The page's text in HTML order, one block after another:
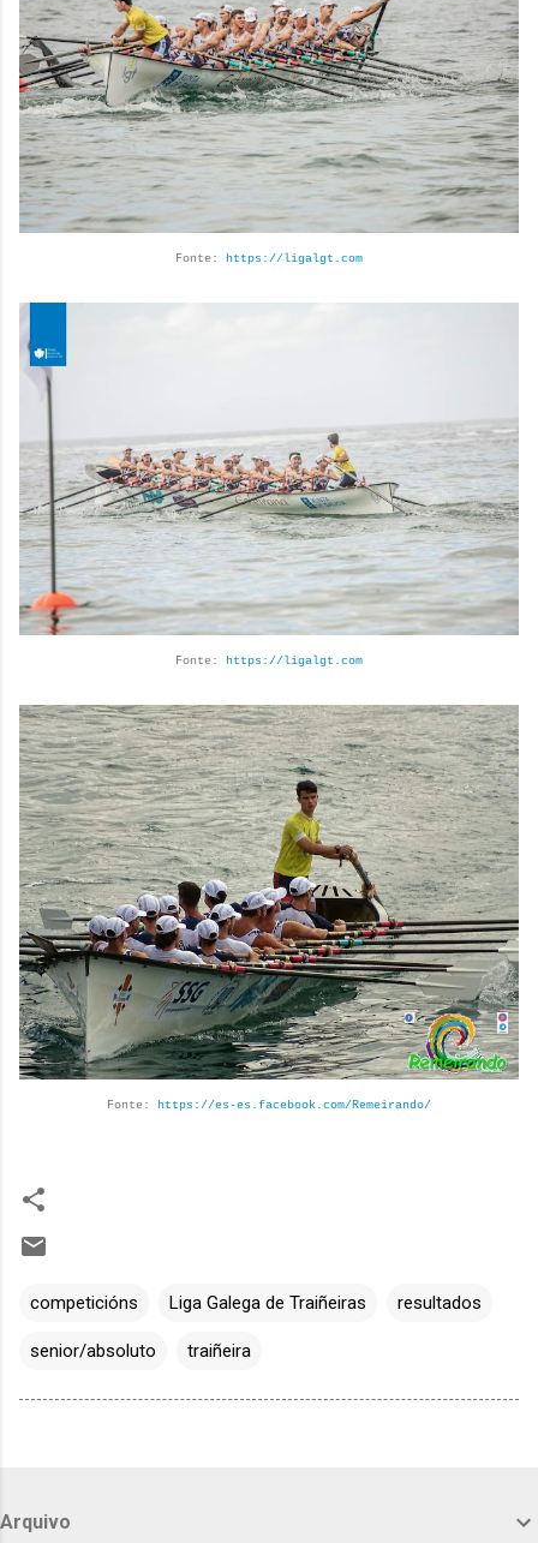
Fonte: https://ligalgt.com
Fonte: https://ligalgt.com
Fonte: https://es-es.facebook.com/Remeirando/
competicións Liga Galega de Traiñeiras resultados
senior/absoluto traiñeira
Arquivo